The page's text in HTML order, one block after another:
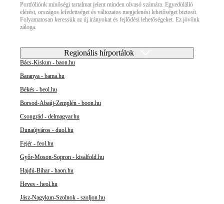
Portfóliónk minőségi tartalmat jelent minden olvasó számára. Egyedülálló
elérést, országos lefedettséget és változatos megjelenési lehetőséget biztosít.
Folyamatosan keressük az új irányokat és fejlődési lehetőségeket. Ez jövőnk
záloga.
Regionális hírportálok
Bács-Kiskun - baon.hu
Baranya - bama.hu
Békés - beol.hu
Borsod-Abaúj-Zemplén - boon.hu
Csongrád - delmagyar.hu
Dunaújváros - duol.hu
Fejér - feol.hu
Győr-Moson-Sopron - kisalfold.hu
Hajdú-Bihar - haon.hu
Heves - heol.hu
Jász-Nagykun-Szolnok - szoljon.hu